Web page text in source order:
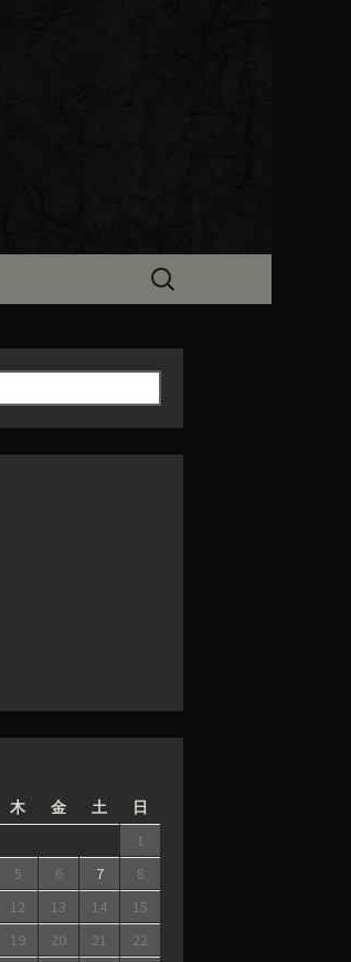
ン
」がお店からのお
検
木 金 土 日
1
5 6 7
8
12 13 14
15
19 20 21
22